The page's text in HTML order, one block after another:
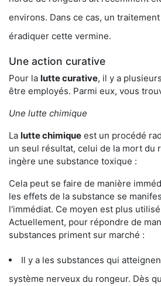
environs. Dans ce cas, un
éradiquer cette vermine.
Une action curative
Pour la lutte curative, il y a
être employés. Parmi eux, vous
Une lutte chimique
La lutte chimique est un procédé
un seul résultat, celui de la mort du
ingère une substance toxique :
Cela peut se faire de manière
les effets de la substance se
l'immédiat. Ce moyen est plus
Actuellement, pour répondre de
substances priment sur marché :
Il y a les substances qui
système nerveux du rongeur. Dès